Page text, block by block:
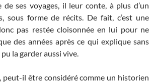
de ses voyages, il leur conte, à plus d’un
sous forme de récits. De fait, c’est une
pas restée cloisonnée en lui pour ne
des années après ce qui explique sans
la garder aussi vive.
peut-il être considéré comme un historien